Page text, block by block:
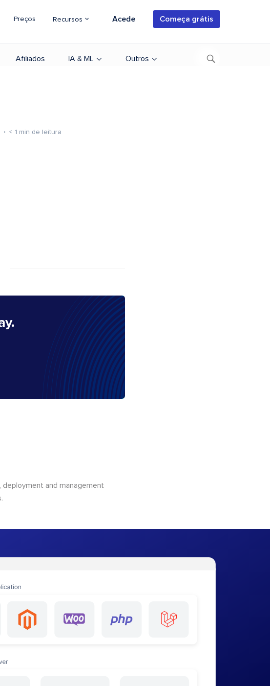
Preços Recursos Acede Começa grátis
Afiliados IA & ML Outros
< 1 min de leitura
deployment and management